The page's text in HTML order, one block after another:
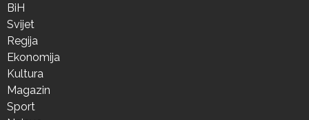
BiH
Svijet
Regija
Ekonomija
Kultura
Magazin
Sport